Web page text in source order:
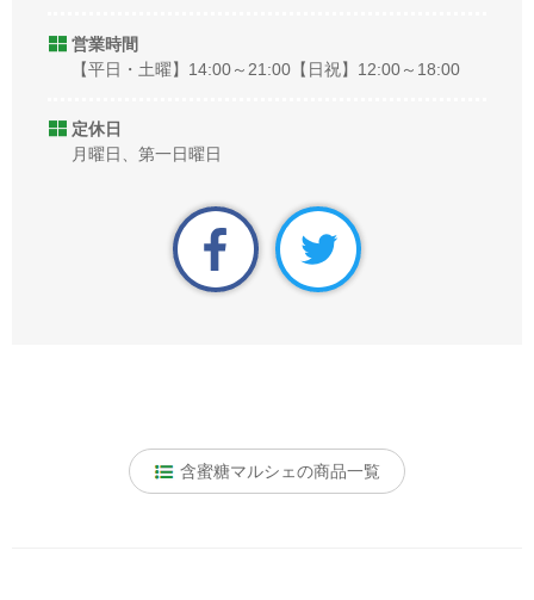
営業時間
【平日・土曜】14:00～21:00【日祝】12:00～18:00
定休日
月曜日、第一日曜日
含蜜糖マルシェの商品一覧